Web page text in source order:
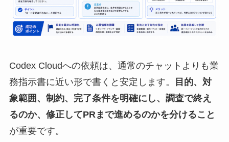
Codex Cloudへの依頼は、通常のチャットよりも業
務指示書に近い形で書くと安定します。
目的、対
象範囲、制約、完了条件を明確にし、調査で終え
るのか、修正してPRまで進めるのかを分けること
が重要です。